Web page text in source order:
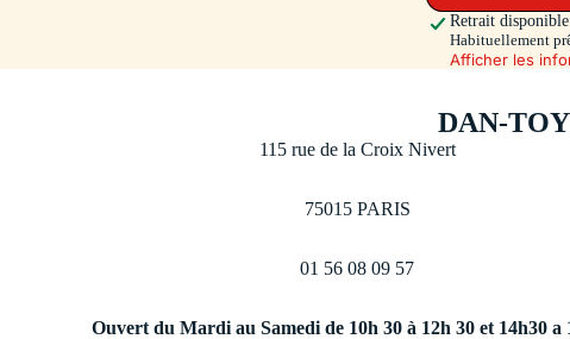
Retrait
Habituellement
Afficher les
DAN-
115 rue de la Croix Nivert
75015 PARIS
01 56 08 09 57
Ouvert du Mardi au Samedi de 10h 30 à 12h 30 et 14h30 a